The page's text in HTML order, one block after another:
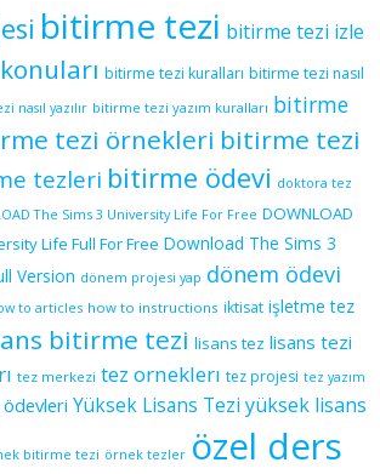
bitirme tezi bitirme tezi izle
bitirme tezi kuralları bitirme tezi nasıl
nasıl yazılır bitirme tezi yazım kuralları bitirme
tezi örnekleri bitirme tezi
tezleri bitirme ödevi doktora tez
The Sims 3 University Life For Free DOWNLOAD
Life Full For Free Download The Sims 3
Version dönem projesi yap dönem ödevi
to articles how to instructions iktisat işletme tez
bitirme tezi lisans tez lisans tezi
tez merkezi tez orneklerı tez projesi tez yazım
Yüksek Lisans Tezi yüksek lisans
bitirme tezi örnek tezler özel ders